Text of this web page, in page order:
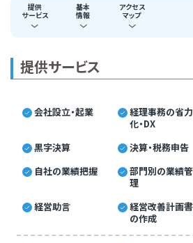
提供
サービス
基本
情報
アクセス
マップ
提供サービス
会社設立・起業
経理事務の省力
化・DX
黒字決算 決算・税務申告
自社の業績把握
部門別の業績管
理
経営助言
経営改善計画書
の作成